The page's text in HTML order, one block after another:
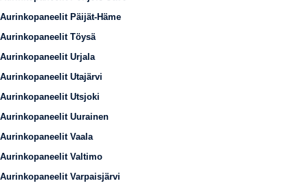
Aurinkopaneelit Päijät-Häme
Aurinkopaneelit Töysä
Aurinkopaneelit Urjala
Aurinkopaneelit Utajärvi
Aurinkopaneelit Utsjoki
Aurinkopaneelit Uurainen
Aurinkopaneelit Vaala
Aurinkopaneelit Valtimo
Aurinkopaneelit Varpaisjärvi